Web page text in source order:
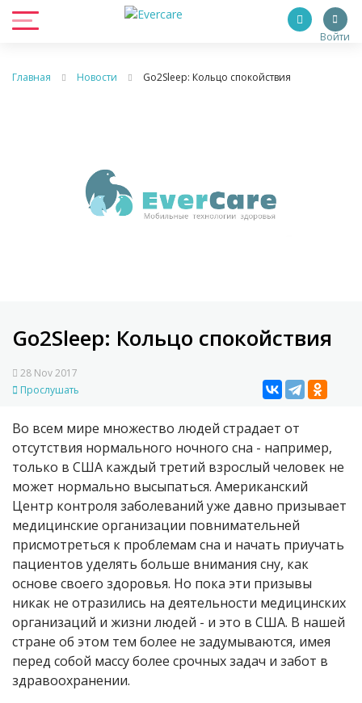
Войти
Главная Новости Go2Sleep: Кольцо спокойствия
Go2Sleep: Кольцо спокойствия
28 Nov 2017
Прослушать
Во всем мире множество людей страдает от
отсутствия нормального ночного сна - например,
только в США каждый третий взрослый человек не
может нормально высыпаться. Американский
Центр контроля заболеваний уже давно призывает
медицинские организации повнимательней
присмотреться к проблемам сна и начать приучать
пациентов уделять больше внимания сну, как
основе своего здоровья. Но пока эти призывы
никак не отразились на деятельности медицинских
организаций и жизни людей - и это в США. В нашей
стране об этом тем более не задумываются, имея
перед собой массу более срочных задач и забот в
здравоохранении.